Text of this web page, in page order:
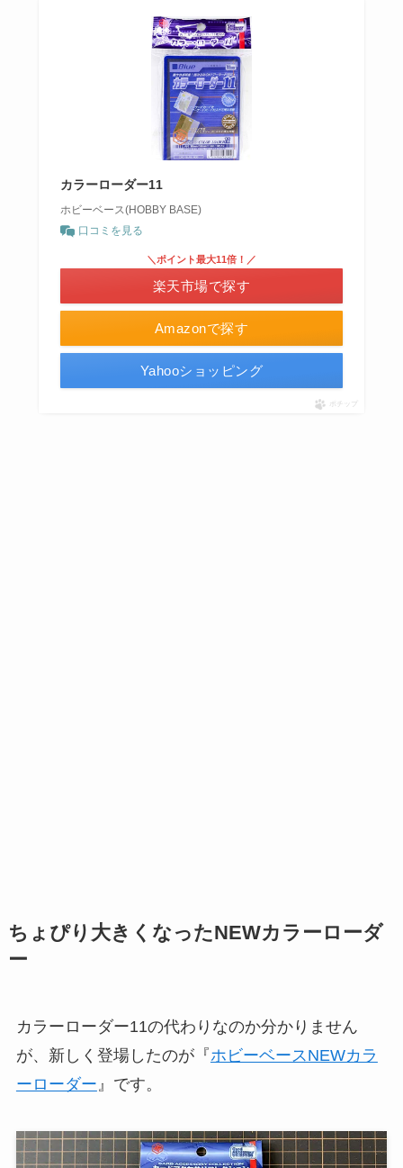
カラーローダー11
ホビーベース(HOBBY BASE)
口コミを見る
Amazonで探す
＼ポイント最大11倍！／
楽天市場で探す
Yahooショッピング
ポチップ
ちょぴり大きくなったNEWカラーローダ
ー
カラーローダー11の代わりなのか分かりません
が、新しく登場したのが『ホビーベースNEWカラ
ーローダー』です。